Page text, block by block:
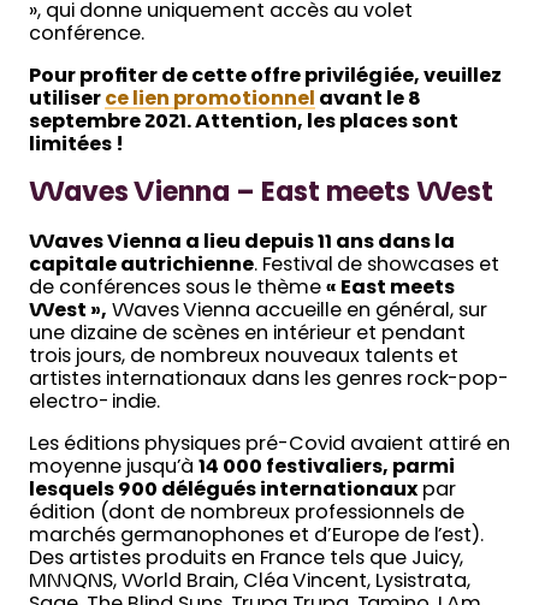
», qui donne uniquement accès au volet
conférence.
Pour profiter de cette offre privilégiée, veuillez
utiliser ce lien promotionnel avant le 8
septembre 2021. Attention, les places sont
limitées !
Waves Vienna – East meets West
Waves Vienna a lieu depuis 11 ans dans la
capitale autrichienne. Festival de showcases et
de conférences sous le thème « East meets
West », Waves Vienna accueille en général, sur
une dizaine de scènes en intérieur et pendant
trois jours, de nombreux nouveaux talents et
artistes internationaux dans les genres rock-pop-
electro-indie.
Les éditions physiques pré-Covid avaient attiré en
moyenne jusqu’à 14 000 festivaliers, parmi
lesquels 900 délégués internationaux par
édition (dont de nombreux professionnels de
marchés germanophones et d’Europe de l’est).
Des artistes produits en France tels que Juicy,
MNNQNS, World Brain, Cléa Vincent, Lysistrata,